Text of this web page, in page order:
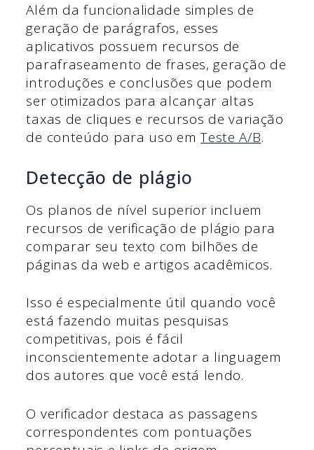
Além da funcionalidade simples de
geração de parágrafos, esses
aplicativos possuem recursos de
parafraseamento de frases, geração de
introduções e conclusões que podem
ser otimizados para alcançar altas
taxas de cliques e recursos de variação
de conteúdo para uso emTeste A/B.
Detecção de plágio
Os planos de nível superior incluem
recursos de verificação de plágio para
comparar seu texto com bilhões de
páginas da web e artigos acadêmicos.
Isso é especialmente útil quando você
está fazendo muitas pesquisas
competitivas, pois é fácil
inconscientemente adotar a linguagem
dos autores que você está lendo.
O verificador destaca as passagens
correspondentes com pontuações